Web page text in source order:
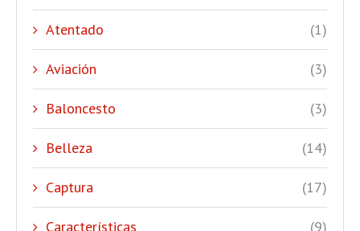
Atentado (1)
Aviación (3)
Baloncesto (3)
Belleza (14)
Captura (17)
Características (9)